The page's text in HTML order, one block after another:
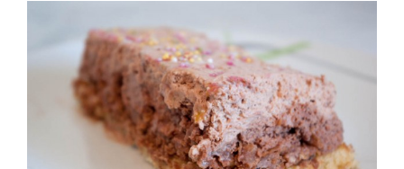
agrandie